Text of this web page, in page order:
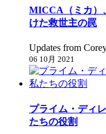
MICCA（ミカ）
けた救世主の罠
Updates from
06 10月 2021
プライム・ディ
たちの役割